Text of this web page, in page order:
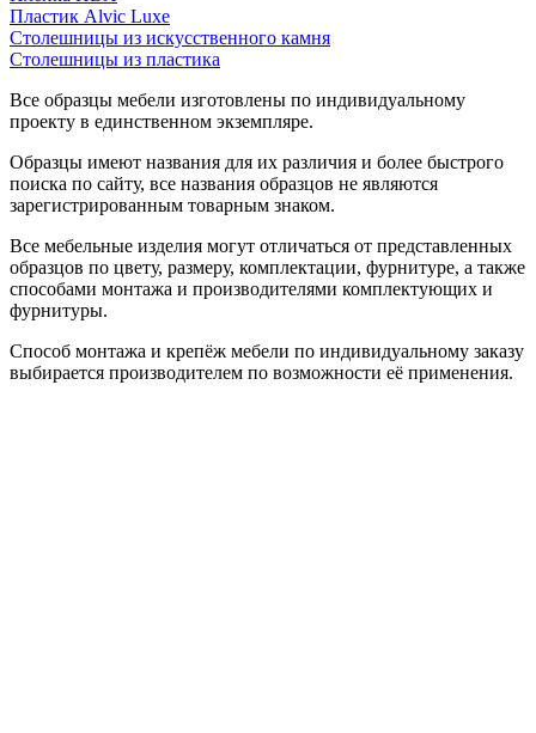
Пластик Alvic Luxe
Столешницы из искусственного камня
Столешницы из пластика
Все образцы мебели изготовлены по индивидуальному
проекту в единственном экземпляре.
Образцы имеют названия для их различия и более быстрого
поиска по сайту, все названия образцов не являются
зарегистрированным товарным знаком.
Все мебельные изделия могут отличаться от представленных
образцов по цвету, размеру, комплектации, фурнитуре, а также
способами монтажа и производителями комплектующих и
фурнитуры.
Способ монтажа и крепёж мебели по индивидуальному заказу
выбирается производителем по возможности её применения.